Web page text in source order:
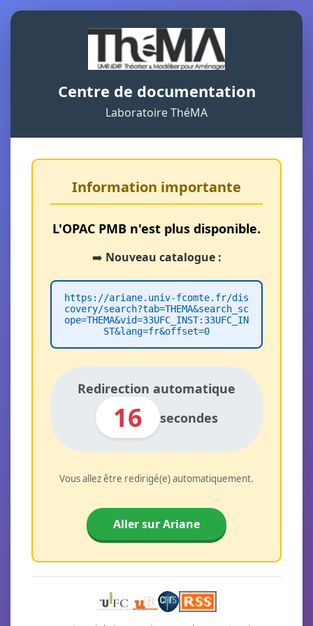
Centre de documentation
Laboratoire ThéMA
Information importante
L'OPAC PMB n'est plus disponible.
➡️ Nouveau catalogue :
https://ariane.univ-fcomte.fr/dis
covery/search?tab=THEMA&search_sc
ope=THEMA&vid=33UFC_INST:33UFC_IN
ST&lang=fr&offset=0
Redirection automatique
16 secondes
Vous allez être redirigé(e) automatiquement.
Aller sur Ariane